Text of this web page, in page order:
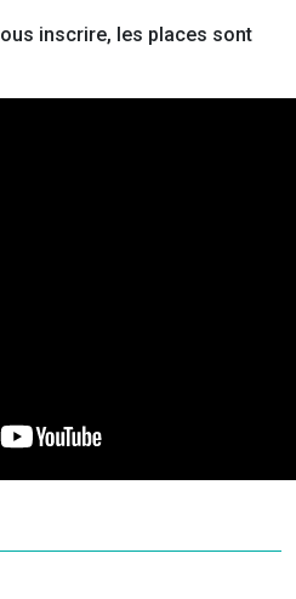
inscrire, les places sont